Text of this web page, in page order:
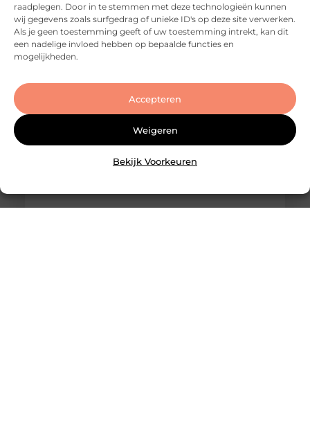
raadplegen. Door in te stemmen met deze technologieën kunnen
wij gegevens zoals surfgedrag of unieke ID's op deze site verwerken.
Als je geen toestemming geeft of uw toestemming intrekt, kan dit
een nadelige invloed hebben op bepaalde functies en
mogelijkheden.
Accepteren
Weigeren
Bekijk Voorkeuren
Slotenmaker Bodegraven voor betrouwbare
slotenservice
Goed artikel? Deel hem dan op: Share on X (Twitter)
Share on Facebook Share on Pinterest Share on
veilige sloten Goede sloten zijn een belangrijk
onderdeel van de beveiliging van je woning of
bedrijfspand. Ze beschermen niet alleen je
een gerust gevoel de deur